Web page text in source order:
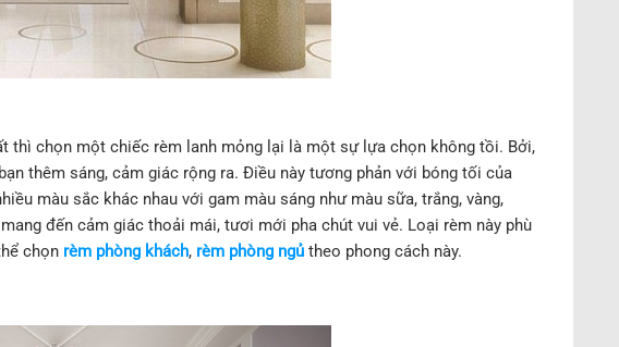
thì chọn một chiếc rèm lanh mỏng lại là một sự lựa chọn không tồi. Bởi,
thêm sáng, cảm giác rộng ra. Điều này tương phản với bóng tối của
màu sắc khác nhau với gam màu sáng như màu sữa, trắng, vàng,
đến cảm giác thoải mái, tươi mới pha chút vui vẻ. Loại rèm này phù
chọn rèm phòng khách, rèm phòng ngủ theo phong cách này.